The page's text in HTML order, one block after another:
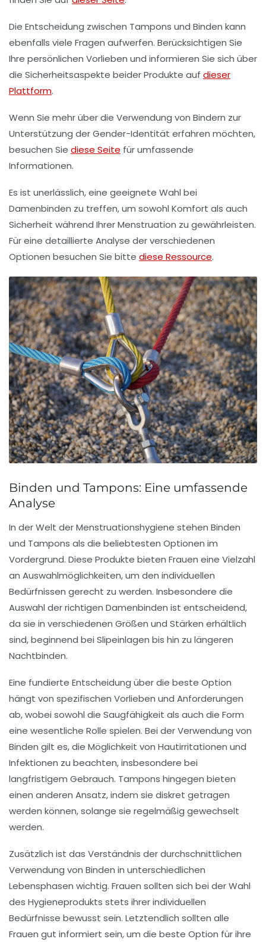
Die Entscheidung zwischen Tampons und Binden kann
ebenfalls viele Fragen aufwerfen. Berücksichtigen Sie
Ihre persönlichen Vorlieben und informieren Sie sich über
die Sicherheitsaspekte beider Produkte auf dieser
Plattform.
Wenn Sie mehr über die Verwendung von Bindern zur
Unterstützung der Gender-Identität erfahren möchten,
besuchen Sie diese Seite für umfassende
Informationen.
Es ist unerlässlich, eine geeignete Wahl bei
Damenbinden zu treffen, um sowohl Komfort als auch
Sicherheit während Ihrer Menstruation zu gewährleisten.
Für eine detaillierte Analyse der verschiedenen
Optionen besuchen Sie bitte diese Ressource.
Binden und Tampons: Eine umfassende
Analyse
In der Welt derMenstruationshygiene stehen Binden
und Tampons als die beliebtesten Optionen im
Vordergrund. Diese Produkte bieten Frauen eine Vielzahl
an Auswahlmöglichkeiten, um den individuellen
Bedürfnissen gerecht zu werden. Insbesondere die
Auswahl derrichtigen Damenbinden ist entscheidend,
da sie in verschiedenen Größen und Stärken erhältlich
sind, beginnend bei Slipeinlagen bis hin zu längeren
Nachtbinden.
Eine fundierte Entscheidung über die beste Option
hängt von spezifischen Vorlieben und Anforderungen
ab, wobei sowohl die Saugfähigkeit als auch die Form
eine wesentliche Rolle spielen. Bei der Verwendung von
Binden gilt es, die Möglichkeit von Hautirritationen und
Infektionen zu beachten, insbesondere bei
langfristigem Gebrauch. Tampons hingegen bieten
einen anderen Ansatz, indem sie diskret getragen
werden können, solange sie regelmäßig gewechselt
werden.
Zusätzlich ist das Verständnis der durchschnittlichen
Verwendung von Binden in unterschiedlichen
Lebensphasen wichtig. Frauen sollten sich bei der Wahl
des Hygieneprodukts stets ihrer individuellen
Bedürfnisse bewusst sein. Letztendlich sollten alle
Frauen gut informiert sein, um die beste Option für ihre